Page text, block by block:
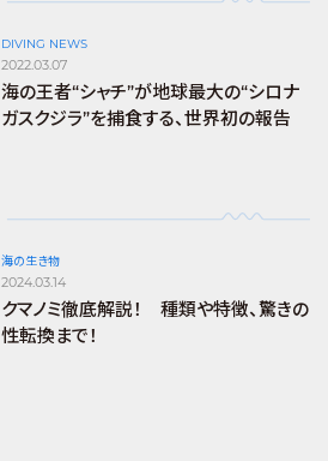
DIVING NEWS
2022.03.07
海の王者“シャチ”が地球最大の“シロナ
ガスクジラ”を捕食する、世界初の報告
海の生き物
2024.03.14
クマノミ徹底解説！ 種類や特徴、驚きの
性転換まで！